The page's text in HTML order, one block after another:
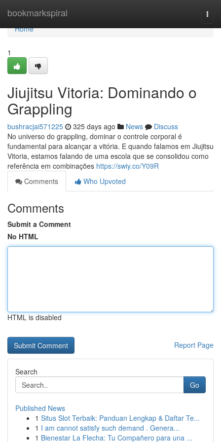
bookmarkspiral
Home
Home
1
Jiujitsu Vitoria: Dominando o
Grappling
bushracjai571225 325 days ago News
Discuss
No universo do grappling, dominar o controle corporal é
fundamental para alcançar a vitória. E quando falamos em Jiujitsu
Vitoria, estamos falando de uma escola que se consolidou como
referência em combinações https://swiy.co/Y09R
Comments
Who Upvoted
Comments
Submit a Comment
No HTML
HTML is disabled
Report Page
Search
Go
Published News
1 Situs Slot Terbaik: Panduan Lengkap & Daftar Te...
1 I am cannot satisfy such demand . Genera...
1 Bienestar La Flecha: Tu Compañero para una ...